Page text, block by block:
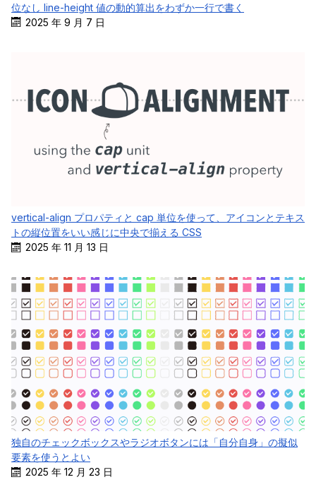
位なし line-height 値の動的算出をわずか一行で書く
2025 年 9 月 7 日
vertical-align プロパティと cap 単位を使って、アイコンとテキス
トの縦位置をいい感じに中央で揃える CSS
2025 年 11 月 13 日
独自のチェックボックスやラジオボタンには「自分自身」の擬似
要素を使うとよい
2025 年 12 月 23 日